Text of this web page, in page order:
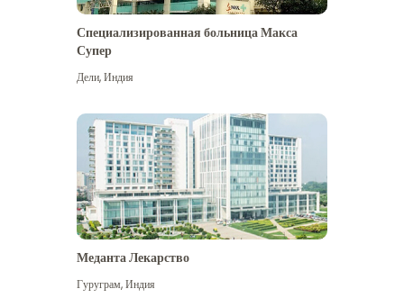
Специализированная больница Макса
Супер
Дели,Индия
Меданта Лекарство
Гуруграм,Индия